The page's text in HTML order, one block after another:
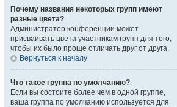
Почему названия некоторых групп имеют
разные цвета?
Администратор конференции может
присваивать цвета участникам групп для того,
чтобы их было проще отличать друг от друга.
Вернуться к началу
Что такое группа по умолчанию?
Если вы состоите более чем в одной группе,
ваша группа по умолчанию используется для